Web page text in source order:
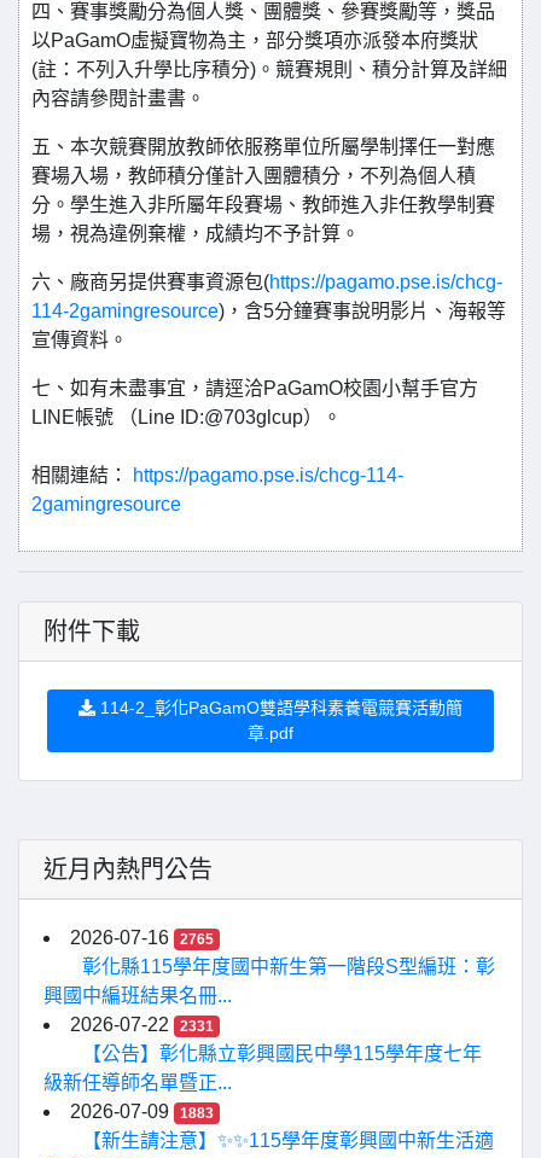
四、賽事獎勵分為個人獎、團體獎、參賽獎勵等，獎品
以PaGamO虛擬寶物為主，部分獎項亦派發本府獎狀
(註：不列入升學比序積分)。競賽規則、積分計算及詳細
內容請參閱計畫書。
五、本次競賽開放教師依服務單位所屬學制擇任一對應
賽場入場，教師積分僅計入團體積分，不列為個人積
分。學生進入非所屬年段賽場、教師進入非任教學制賽
場，視為違例棄權，成績均不予計算。
六、廠商另提供賽事資源包(https://pagamo.pse.is/chcg-
114-2gamingresource)，含5分鐘賽事說明影片、海報等
宣傳資料。
七、如有未盡事宜，請逕洽PaGamO校園小幫手官方
LINE帳號 （Line ID:@703glcup）。
相關連結：
https://pagamo.pse.is/chcg-114-
2gamingresource
附件下載
114-2_彰化PaGamO雙語學科素養電競賽活動簡
章.pdf
近月內熱門公告
2026-07-16 2765
彰化縣115學年度國中新生第一階段S型編班：彰
興國中編班結果名冊...
2026-07-22
2331
【公告】彰化縣立彰興國民中學115學年度七年
級新任導師名單暨正...
2026-07-09
1883
【新生請注意】✨✨115學年度彰興國中新生活適